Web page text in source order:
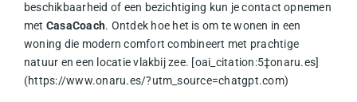
beschikbaarheid of een bezichtiging kun je contact opnemen
met CasaCoach. Ontdek hoe het is om te wonen in een
woning die modern comfort combineert met prachtige
natuur en een locatie vlakbij zee. [oai_citation:5‡onaru.es]
(https://www.onaru.es/?utm_source=chatgpt.com)